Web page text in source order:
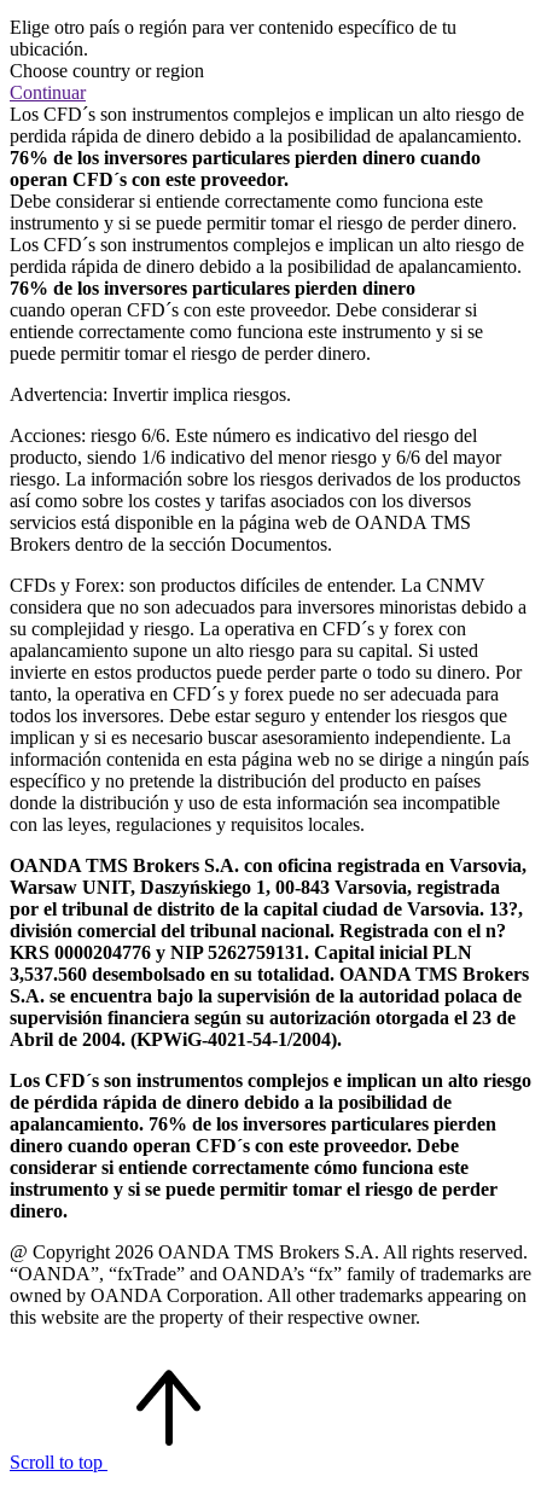
Elige otro país o región para ver contenido específico de tu
ubicación.
Choose country or region
Continuar
Los CFD´s son instrumentos complejos e implican un alto riesgo de
perdida rápida de dinero debido a la posibilidad de apalancamiento.
76% de los inversores particulares pierden dinero cuando
operan CFD´s con este proveedor.
Debe considerar si entiende correctamente como funciona este
instrumento y si se puede permitir tomar el riesgo de perder dinero.
Los CFD´s son instrumentos complejos e implican un alto riesgo de
perdida rápida de dinero debido a la posibilidad de apalancamiento.
76% de los inversores particulares pierden dinero
cuando operan CFD´s con este proveedor. Debe considerar si
entiende correctamente como funciona este instrumento y si se
puede permitir tomar el riesgo de perder dinero.
Advertencia: Invertir implica riesgos.
Acciones: riesgo 6/6. Este número es indicativo del riesgo del
producto, siendo 1/6 indicativo del menor riesgo y 6/6 del mayor
riesgo. La información sobre los riesgos derivados de los productos
así como sobre los costes y tarifas asociados con los diversos
servicios está disponible en la página web de OANDA TMS
Brokers dentro de la sección Documentos.
CFDs y Forex: son productos difíciles de entender. La CNMV
considera que no son adecuados para inversores minoristas debido a
su complejidad y riesgo. La operativa en CFD´s y forex con
apalancamiento supone un alto riesgo para su capital. Si usted
invierte en estos productos puede perder parte o todo su dinero. Por
tanto, la operativa en CFD´s y forex puede no ser adecuada para
todos los inversores. Debe estar seguro y entender los riesgos que
implican y si es necesario buscar asesoramiento independiente. La
información contenida en esta página web no se dirige a ningún país
específico y no pretende la distribución del producto en países
donde la distribución y uso de esta información sea incompatible
con las leyes, regulaciones y requisitos locales.
OANDA TMS Brokers S.A. con oficina registrada en Varsovia,
Warsaw UNIT, Daszyńskiego 1, 00-843 Varsovia, registrada
por el tribunal de distrito de la capital ciudad de Varsovia. 13?,
división comercial del tribunal nacional. Registrada con el n?
KRS 0000204776 y NIP 5262759131. Capital inicial PLN
3,537.560 desembolsado en su totalidad. OANDA TMS Brokers
S.A. se encuentra bajo la supervisión de la autoridad polaca de
supervisión financiera según su autorización otorgada el 23 de
Abril de 2004. (KPWiG-4021-54-1/2004).
Los CFD´s son instrumentos complejos e implican un alto riesgo
de pérdida rápida de dinero debido a la posibilidad de
apalancamiento. 76% de los inversores particulares pierden
dinero cuando operan CFD´s con este proveedor. Debe
considerar si entiende correctamente cómo funciona este
instrumento y si se puede permitir tomar el riesgo de perder
dinero.
@ Copyright 2026 OANDA TMS Brokers S.A. All rights reserved.
“OANDA”, “fxTrade” and OANDA’s “fx” family of trademarks are
owned by OANDA Corporation. All other trademarks appearing on
this website are the property of their respective owner.
Scroll to top